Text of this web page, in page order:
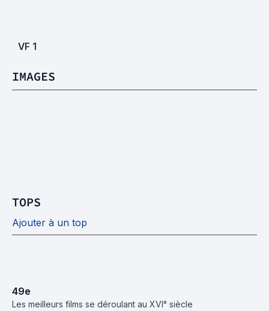
VF 1
IMAGES
TOPS
Ajouter à un top
49e
Les meilleurs films se déroulant au XVI° siècle